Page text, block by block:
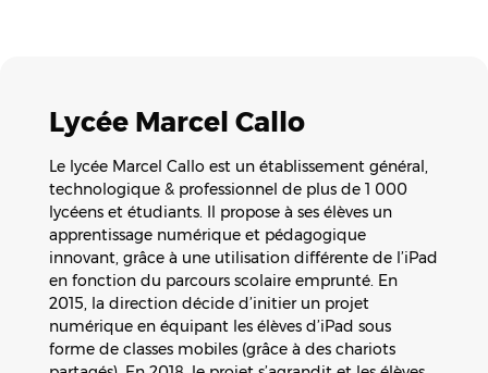
Lycée Marcel Callo
Le lycée Marcel Callo est un établissement général,
technologique & professionnel de plus de 1 000
lycéens et étudiants. Il propose à ses élèves un
apprentissage numérique et pédagogique
innovant, grâce à une utilisation différente de l’iPad
en fonction du parcours scolaire emprunté. En
2015, la direction décide d’initier un projet
numérique en équipant les élèves d’iPad sous
forme de classes mobiles (grâce à des chariots